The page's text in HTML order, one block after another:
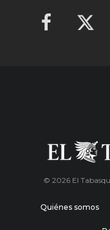
© 2026 El
Quiénes somos